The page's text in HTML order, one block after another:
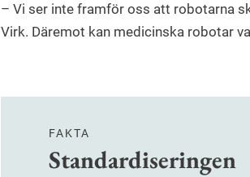
– Vi ser inte framför oss att robotarna
Virk. Däremot kan medicinska robotar
FAKTA
Standardiseringen